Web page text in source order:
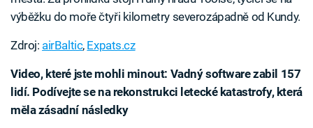
výběžku do moře čtyři kilometry severozápadně od Kundy.
Zdroj: airBaltic, Expats.cz
Video, které jste mohli minout: Vadný software zabil 157
lidí. Podívejte se na rekonstrukci letecké katastrofy, která
měla zásadní následky